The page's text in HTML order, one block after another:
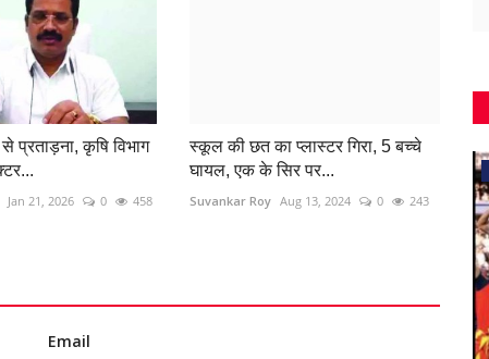
से प्रताड़ना, कृषि विभाग
Jan 21, 2026 0 458
स्कूल की छत का प्लास्टर गिरा, 5 बच्चे
घायल, एक के सिर पर...
Suvankar Roy Aug 13, 2024 0 243
Email